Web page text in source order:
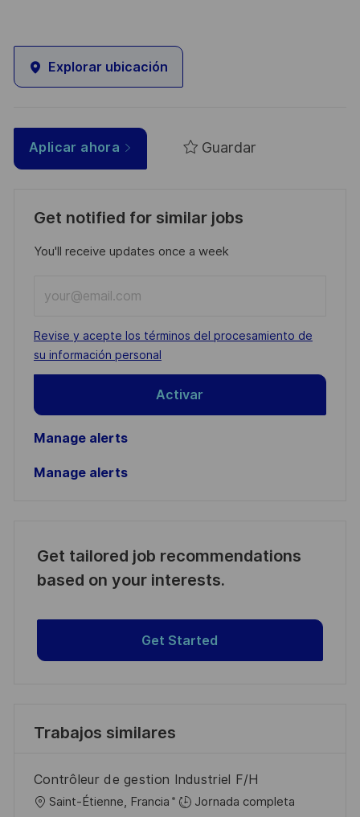
Explorar ubicación
Aplicar ahora Guardar
Get notified for similar jobs
You'll receive updates once a week
Email
address
(Required)
Required
Revise y acepte los términos del procesamiento de
su información personal
Activar
Manage alerts
Manage alerts
Get tailored job recommendations
based on your interests.
Get Started
Trabajos similares
Contrôleur de gestion Industriel F/H
U Saint-Étienne, Francia
Jornada completa